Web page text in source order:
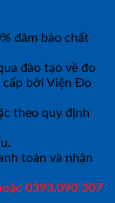
đảm bảo chất
đào tạo về đo
cấp bởi Viện Đo
theo quy định
toán và nhận
0393.090.307